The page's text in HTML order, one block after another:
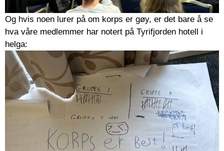
Og hvis noen lurer på om korps er gøy, er det bare å se
hva våre medlemmer har notert på Tyrifjorden hotell i
helga: